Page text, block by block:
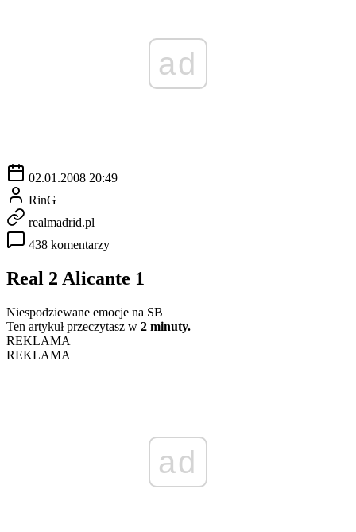
ad
02.01.2008 20:49
RinG
realmadrid.pl
438 komentarzy
Real 2 Alicante 1
Niespodziewane emocje na SB
Ten artykuł przeczytasz w 2 minuty.
REKLAMA
REKLAMA
ad